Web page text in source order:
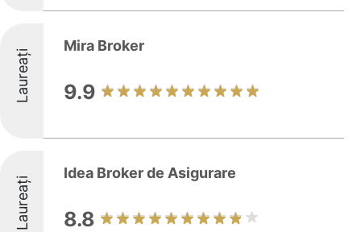
Laureați
Mira Broker
9.9
Laureați
Idea Broker de Asigurare
8.8